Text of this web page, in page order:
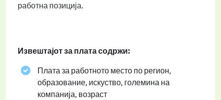
работна позиција.
Извештајот за плата содржи:
Плата за работното место по регион,
образование, искуство, големина на
компанија, возраст